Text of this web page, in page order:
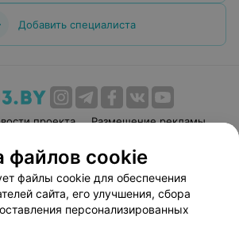
Добавить специалиста
проекта
Размещение рекламы
соглашение
Способы оплаты
Вакансии
Партнеры
руководителю 103.by
файлов cookie
файлы cookie для обеспечения
сайта, его улучшения, сбора
персонализированных